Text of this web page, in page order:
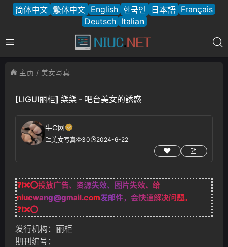
简体中文 繁体中文 English 한국인 日本語 Français
Deutsch Italian
主页 美女写真
[LIGUI丽柜] 樂樂 - 吧台美女的誘惑
牛C网
美女写真 30 2024-6-22
❓❗❌⭕投放广告、资源失效、图片失效、给
niucwang@gmail.com发邮件，会快速解决问题。
❓❗❌⭕
发行机构：丽柜
期刊编号：